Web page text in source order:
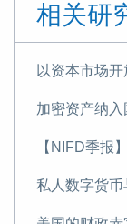
数字货币对
《中国金融
相关研
以资本市场
加密资产纳
私人数字货